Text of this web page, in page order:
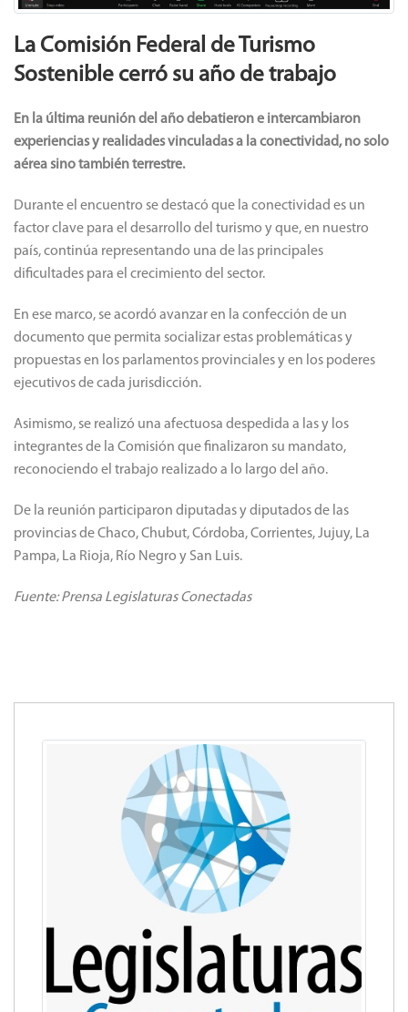
La Comisión Federal de Turismo
Sostenible cerró su año de trabajo
En la última reunión del año debatieron e intercambiaron
experiencias y realidades vinculadas a la conectividad, no solo
aérea sino también terrestre.
Durante el encuentro se destacó que la conectividad es un
factor clave para el desarrollo del turismo y que, en nuestro
país, continúa representando una de las principales
dificultades para el crecimiento del sector.
En ese marco, se acordó avanzar en la confección de un
documento que permita socializar estas problemáticas y
propuestas en los parlamentos provinciales y en los poderes
ejecutivos de cada jurisdicción.
Asimismo, se realizó una afectuosa despedida a las y los
integrantes de la Comisión que finalizaron su mandato,
reconociendo el trabajo realizado a lo largo del año.
De la reunión participaron diputadas y diputados de las
provincias de Chaco, Chubut, Córdoba, Corrientes, Jujuy, La
Pampa, La Rioja, Río Negro y San Luis.
Fuente: Prensa Legislaturas Conectadas